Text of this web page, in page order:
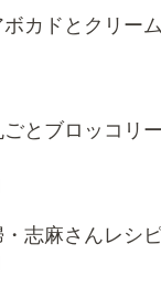
カドとクリー
とブロッコリ
志麻さんレシ